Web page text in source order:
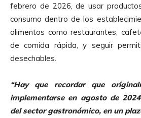
febrero de 2026, de usar
consumo dentro de los
alimentos como restaurantes,
de comida rápida, y seguir
desechables.
“Hay que recordar que
implementarse en agosto de
del sector gastronómico, en un